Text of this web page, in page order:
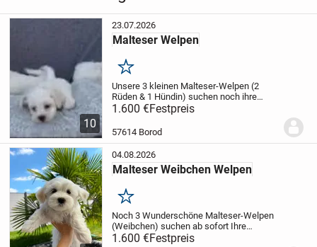
10
23.07.2026
Malteser Welpen
Merken
Unsere 3 kleinen Malteser-Welpen (2
Rüden & 1 Hündin) suchen noch ihre
passenden Familien.Die Welpen sind am
22.05.2026 geboren und wachsen
liebevoll in unserer Familie auf. Beide
1.600 €Festpreis
57614 Borod
04.08.2026
Malteser Weibchen Welpen
Merken
Noch 3 Wunderschöne Malteser-Welpen
(Weibchen) suchen ab sofort Ihre
liebevollen Besitzer. Unsere bezaubernden
1.600 €Festpreis